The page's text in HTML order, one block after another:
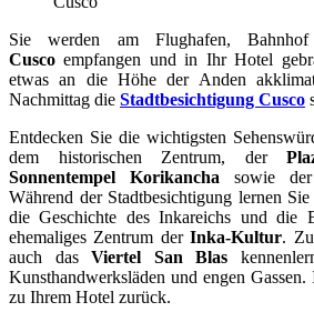
Sie werden am Flughafen,
Cusco empfangen und in Ihr Hotel
etwas an die Höhe der Anden
Nachmittag die Stadtbesichtigung Cusco
Entdecken Sie die wichtigsten
dem historischen Zentrum, der
Sonnentempel Korikancha sowie
Während der Stadtbesichtigung lernen
die Geschichte des Inkareichs und die
ehemaliges Zentrum derInka-Kultur.
auch das Viertel San Blas
Kunsthandwerksläden und engen
zu Ihrem Hotel zurück.